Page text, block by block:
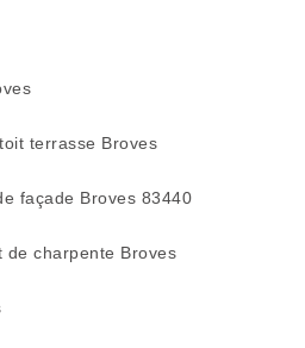
terrasse Broves
façade Broves 83440
de charpente Broves